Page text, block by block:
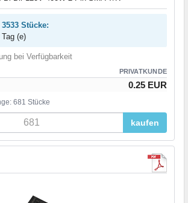
Stücke:
Tag (e)
bei Verfügbarkeit
PRIVATKUNDE
0.25 EUR
681 Stücke
kaufen